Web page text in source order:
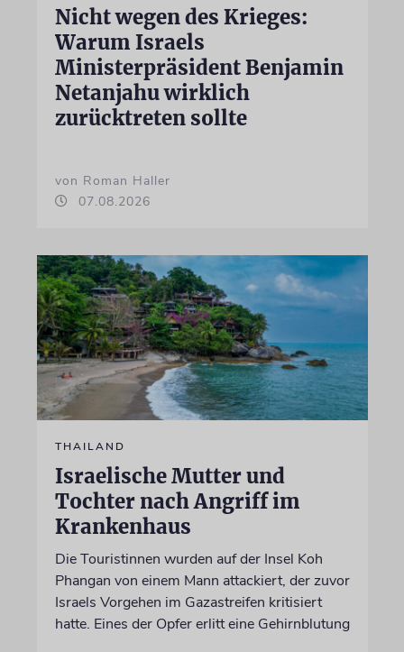
Nicht wegen des Krieges:
Warum Israels
Ministerpräsident Benjamin
Netanjahu wirklich
zurücktreten sollte
von Roman Haller
07.08.2026
THAILAND
Israelische Mutter und
Tochter nach Angriff im
Krankenhaus
Die Touristinnen wurden auf der Insel Koh
Phangan von einem Mann attackiert, der zuvor
Israels Vorgehen im Gazastreifen kritisiert
hatte. Eines der Opfer erlitt eine Gehirnblutung